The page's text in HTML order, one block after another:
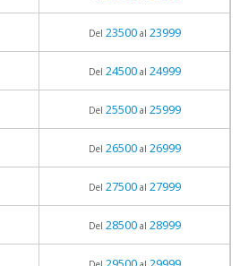
Del 23500al 23999
Del 24500al 24999
Del 25500al 25999
Del 26500al 26999
Del 27500al 27999
Del 28500al 28999